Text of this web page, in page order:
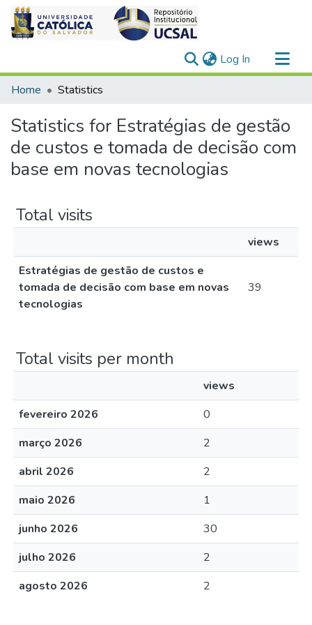
Log In (current)
Communities & Collections
Home Statistics
Statistics for Estratégias de gestão
de custos e tomada de decisão com
base em novas tecnologias
Total visits
views
Estratégias de gestão de custos e
tomada de decisão com base em novas
tecnologias
39
Total visits per month
views
fevereiro 2026
0
março 2026
2
abril 2026
2
maio 2026
1
junho 2026
30
julho 2026
2
agosto 2026
2